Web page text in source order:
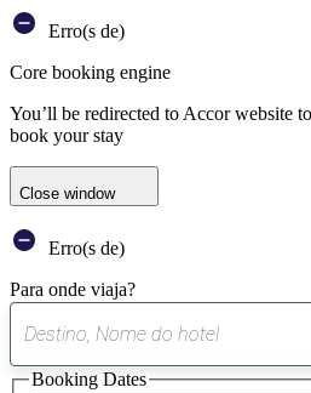
Erro(s de)
Core booking engine
You’ll be redirected to Accor website
book your stay
Close window
Erro(s de)
Para onde viaja?
Booking Dates